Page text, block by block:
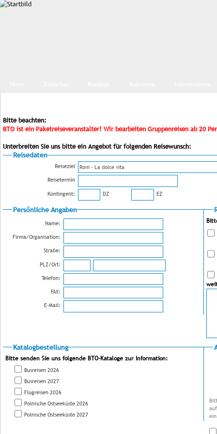
Bitte beachten:
BTO ist ein Paketreiseveranstalter! Wir bearbeiten Gruppenreisen ab 20
Unterbreiten Sie uns bitte ein Angebot für folgenden Reisewunsch:
Reisedaten
Reiseziel
Reisetermin
Kontingent:
DZ EZ
Persönliche Angaben
Name:
Firma/Organisation:
Straße:
PLZ/Ort:
Telefon:
FAX:
E-Mail:
Katalogbestellung
Bitte senden Sie uns folgende BTO-Kataloge zur Information:
Busreisen 2026
Busreisen 2027
Flugreisen 2026
Polnische Ostseeküste 2026
Polnische Ostseeküste 2027